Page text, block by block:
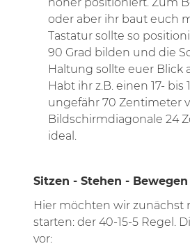
oder aber ihr baut euch
Tastatur sollte so
90 Grad bilden und die
Haltung sollte euer Blick
Habt ihr z.B. einen 17-
ungefähr 70 Zentimeter
Bildschirmdiagonale 24
ideal.
Sitzen - Stehen - Bewegen
Hier möchten wir zunächst
starten: der 40-15-5 Regel.
vor: